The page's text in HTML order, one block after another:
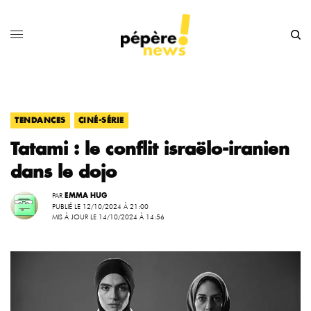
TENDANCES CINÉ-SÉRIE
Tatami : le conflit israëlo-iranien
dans le dojo
PAR EMMA HUG
PUBLIÉ LE 12/10/2024 À 21:00
MIS À JOUR LE 14/10/2024 À 14:56